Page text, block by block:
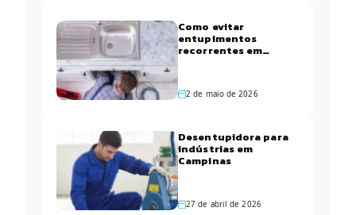
Como evitar
entupimentos
recorrentes em
2 de maio de 2026
Desentupidora para
indústrias em
Campinas
27 de abril de 2026